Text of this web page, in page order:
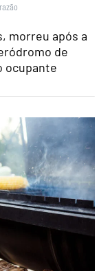
morreu após a
de
ocupante